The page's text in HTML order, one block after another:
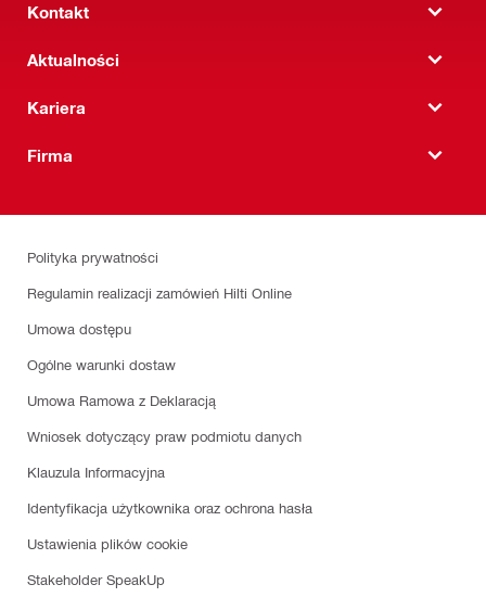
Kontakt
Aktualności
Kariera
Firma
Polityka prywatności
Regulamin realizacji zamówień Hilti Online
Umowa dostępu
Ogólne warunki dostaw
Umowa Ramowa z Deklaracją
Wniosek dotyczący praw podmiotu danych
Klauzula Informacyjna
Identyfikacja użytkownika oraz ochrona hasła
Ustawienia plików cookie
Stakeholder SpeakUp